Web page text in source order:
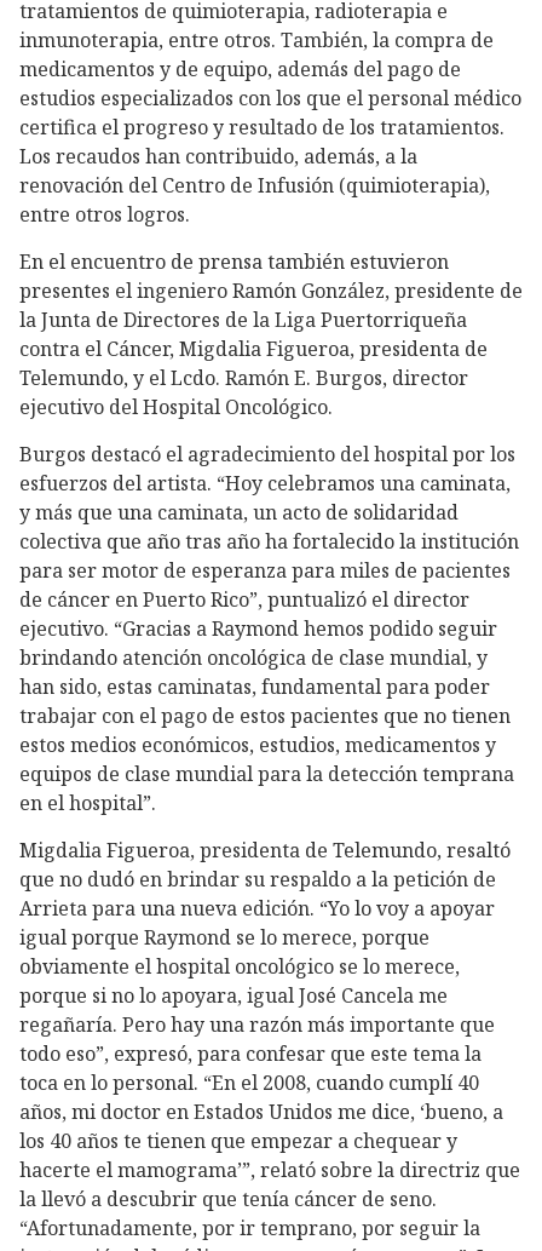
tratamientos de quimioterapia, radioterapia e
inmunoterapia, entre otros. También, la compra de
medicamentos y de equipo, además del pago de
estudios especializados con los que el personal médico
certifica el progreso y resultado de los tratamientos.
Los recaudos han contribuido, además, a la
renovación del Centro de Infusión (quimioterapia),
entre otros logros.
En el encuentro de prensa también estuvieron
presentes el ingeniero Ramón González, presidente de
la Junta de Directores de la Liga Puertorriqueña
contra el Cáncer, Migdalia Figueroa, presidenta de
Telemundo, y el Lcdo. Ramón E. Burgos, director
ejecutivo del Hospital Oncológico.
Burgos destacó el agradecimiento del hospital por los
esfuerzos del artista. “Hoy celebramos una caminata,
y más que una caminata, un acto de solidaridad
colectiva que año tras año ha fortalecido la institución
para ser motor de esperanza para miles de pacientes
de cáncer en Puerto Rico”, puntualizó el director
ejecutivo. “Gracias a Raymond hemos podido seguir
brindando atención oncológica de clase mundial, y
han sido, estas caminatas, fundamental para poder
trabajar con el pago de estos pacientes que no tienen
estos medios económicos, estudios, medicamentos y
equipos de clase mundial para la detección temprana
en el hospital”.
Migdalia Figueroa, presidenta de Telemundo, resaltó
que no dudó en brindar su respaldo a la petición de
Arrieta para una nueva edición. “Yo lo voy a apoyar
igual porque Raymond se lo merece, porque
obviamente el hospital oncológico se lo merece,
porque si no lo apoyara, igual José Cancela me
regañaría. Pero hay una razón más importante que
todo eso”, expresó, para confesar que este tema la
toca en lo personal. “En el 2008, cuando cumplí 40
años, mi doctor en Estados Unidos me dice, ‘bueno, a
los 40 años te tienen que empezar a chequear y
hacerte el mamograma’”, relató sobre la directriz que
la llevó a descubrir que tenía cáncer de seno.
“Afortunadamente, por ir temprano, por seguir la